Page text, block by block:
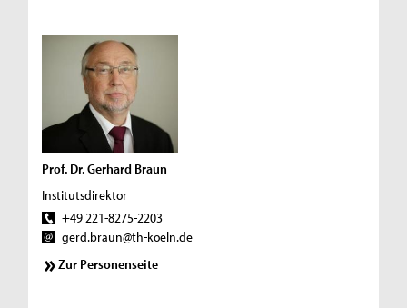
Prof. Dr. Gerhard Braun
Institutsdirektor
+49 221-8275-2203
gerd.braun@th-koeln.de
Zur Personenseite